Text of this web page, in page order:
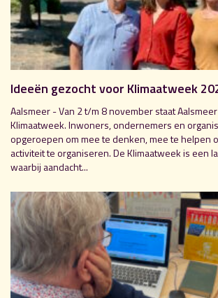
Ideeën gezocht voor Klimaatweek
Aalsmeer - Van 2 t/m 8 november staat
Klimaatweek. Inwoners, ondernemers en
opgeroepen om mee te denken, mee te helpen
activiteit te organiseren. De Klimaatweek is een
waarbij aandacht...